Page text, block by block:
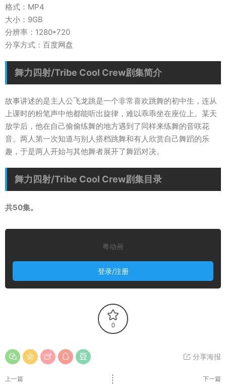
格式：MP4
大小：9GB
分辨率：1280*720
分享方式：百度网盘
舞力四射/Tribe Cool Crew剧集简介
故事讲述的是主人公飞龙跳是一个非常喜欢跳舞的初中生，连从
上课时的粉笔声中他都能听出旋律，难以乖乖坐在座位上。某天
放学后，他在自己偷偷练舞的地方遇到了同样来练舞的音咲花
音。两人第一次知道与别人搭档跳舞和有人欣赏自己舞蹈的乐
趣，于是两人开始与其他舞者展开了舞蹈对决。
舞力四射/Tribe Cool Crew剧集目录
共50集。
粤动画
登录/注册
0
分享海报
上一篇 下一篇